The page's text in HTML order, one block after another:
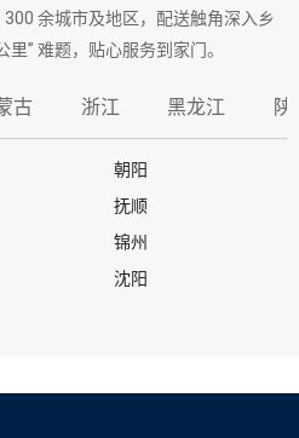
余城市及地区，配送触角深入乡
” 难题，贴心服务到家门。
古 浙江 黑龙江 陕
朝阳
抚顺
锦州
沈阳